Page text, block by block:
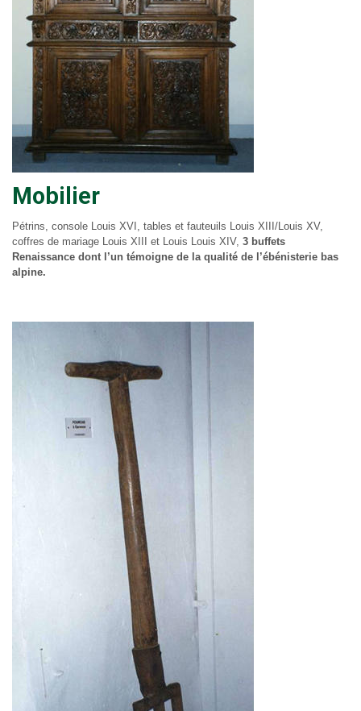
Mobilier
Pétrins, console Louis XVI, tables et fauteuils Louis XIII/Louis XV,
coffres de mariage Louis XIII et Louis Louis XIV, 3 buffets
Renaissance dont l’un témoigne de la qualité de l’ébénisterie bas
alpine.